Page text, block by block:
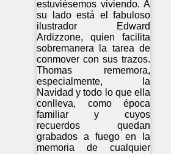
estuviésemos viviendo. A
su lado está el fabuloso
ilustrador Edward
Ardizzone, quien facilita
sobremanera la tarea de
conmover con sus trazos.
Thomas rememora,
especialmente, la
Navidad y todo lo que ella
conlleva, como época
familiar y cuyos
recuerdos quedan
grabados a fuego en la
memoria de cualquier